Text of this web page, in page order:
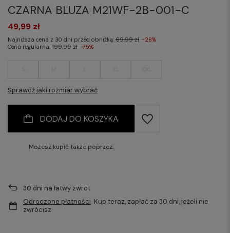
CZARNA BLUZA M21WF-2B-001-C
Sprawdź jaki rozmiar wybrać
49,99 zł
Najniższa cena z 30 dni przed obniżką: 69,99 zł -28%
Cena regularna: 199,99 zł -75%
DODAJ DO KOSZYKA
Możesz kupić także poprzez:
30 dni na łatwy zwrot
Odroczone płatności. Kup teraz, zapłać za 30 dni, jeżeli nie
zwrócisz